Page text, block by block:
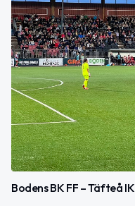
Bodens BK FF – Täfteå IK